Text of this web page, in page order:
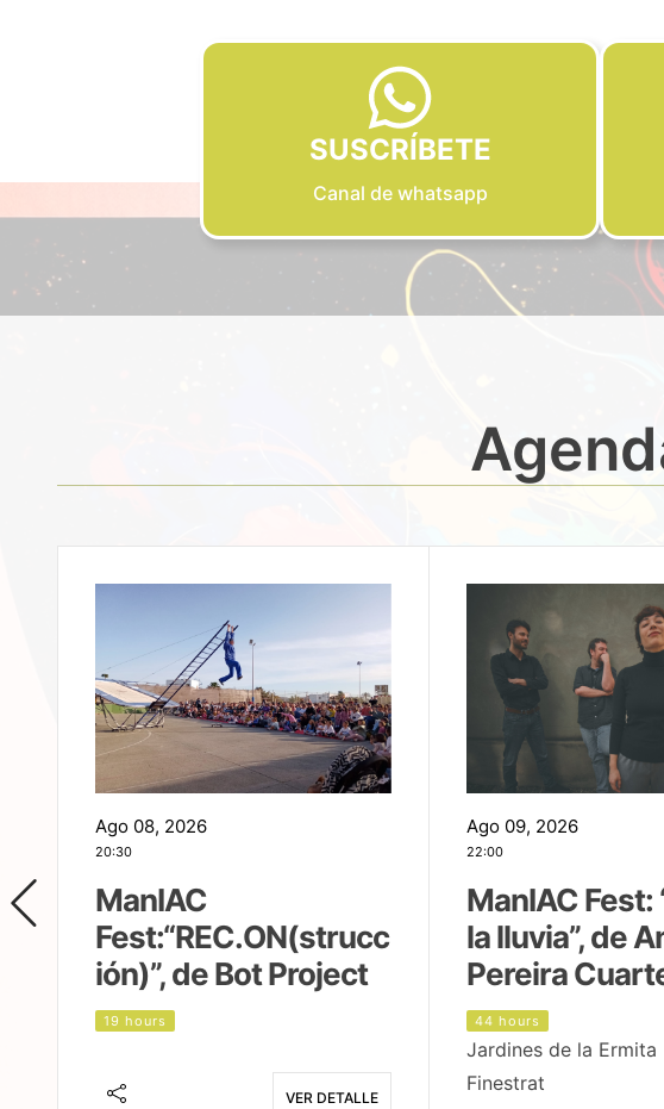
SUSCRÍBETE
Canal de whatsapp
Ago 08, 2026
20:30
ManIAC
Fest:“REC.ON(strucc
ión)”, de Bot Project
19 hours
VER DETALLE
Ago 09, 2026
22:00
ManIAC Fest:
la lluvia”, de
Pereira
44 hours
Jardines de la Ermita
Finestrat